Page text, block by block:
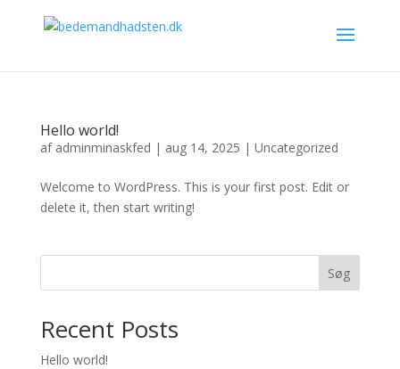
Hello world!
af adminminaskfed | aug 14, 2025 | Uncategorized
Welcome to WordPress. This is your first post. Edit or
delete it, then start writing!
Søg
Recent Posts
Hello world!